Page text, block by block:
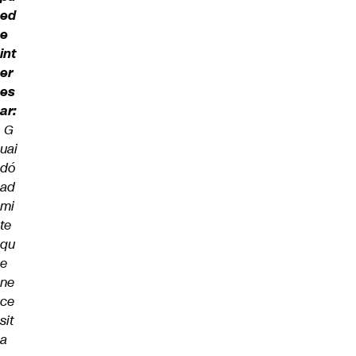
ed
e
int
er
es
ar:
G
uai
dó
ad
mi
te
qu
e
ne
ce
sit
a